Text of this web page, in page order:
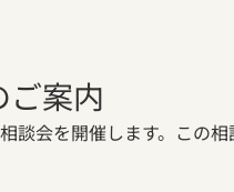
案内
談会を開催します。この